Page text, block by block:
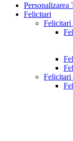
Personalizarea
Felicitari
Felicitari
Felicitari